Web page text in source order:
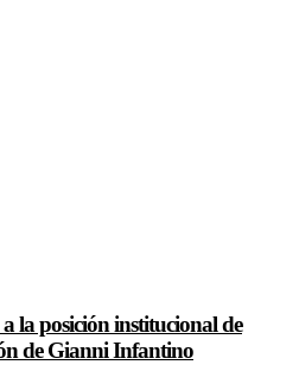
la posición institucional de
de Gianni Infantino